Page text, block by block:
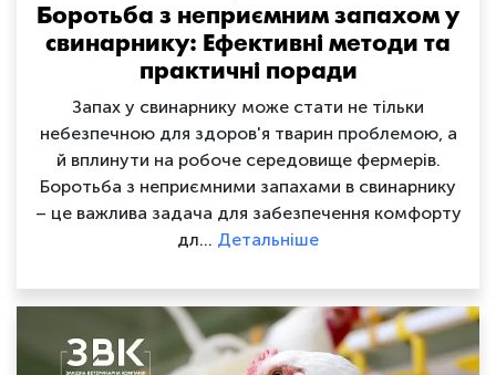
Боротьба з неприємним запахом у
свинарнику: Ефективні методи та
практичні поради
Запах у свинарнику може стати не тільки
небезпечною для здоров'я тварин проблемою, а
й вплинути на робоче середовище фермерів.
Боротьба з неприємними запахами в свинарнику
– це важлива задача для забезпечення комфорту
дл… Детальніше